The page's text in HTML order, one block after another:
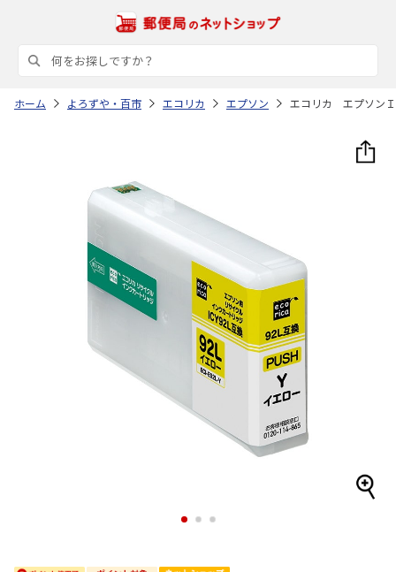
ホーム よろずや・百市 エコリカ エプソン エコリカ エプソン
1 2 3